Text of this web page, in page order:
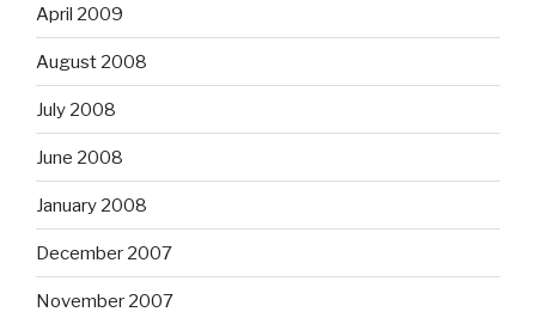
April 2009
August 2008
July 2008
June 2008
January 2008
December 2007
November 2007